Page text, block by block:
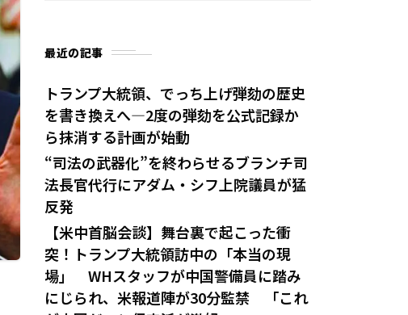
最近の記事
トランプ大統領、でっち上げ弾劾の歴史
を書き換えへ—2度の弾劾を公式記録か
ら抹消する計画が始動
“司法の武器化”を終わらせるブランチ司
法長官代行にアダム・シフ上院議員が猛
反発
【米中首脳会談】舞台裏で起こった衝
突！トランプ大統領訪中の「本当の現
場」 WHスタッフが中国警備員に踏み
にじられ、米報道陣が30分監禁 「これ